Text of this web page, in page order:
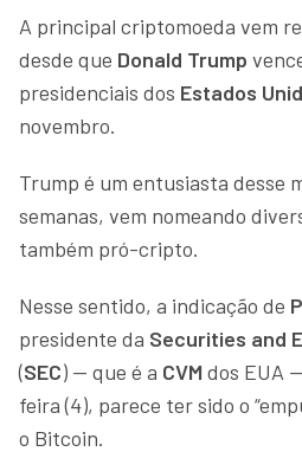
A principal criptomoeda vem
desde que Donald Trump
presidenciais dos Estados
novembro.
Trump é um entusiasta desse
semanas, vem nomeando
também pró-cripto.
Nesse sentido, a indicação de
presidente da Securities and
(SEC) — que é a CVM dos EUA
feira (4), parece ter sido o
o Bitcoin.